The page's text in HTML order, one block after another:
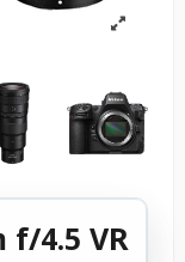
f/4.5 VR